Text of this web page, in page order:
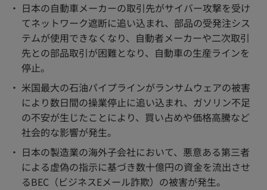
日本の自動車メーカーの取引先がサイバー攻撃を受け
てネットワーク遮断に追い込まれ、部品の受発注シス
テムが使用できなくなり、自動者メーカーや二次取引
先との部品取引が困難となり、自動車の生産ラインを
停止。
米国最大の石油パイプラインがランサムウェアの被害
により数日間の操業停止に追い込まれ、ガソリン不足
の不安が生じたことにより、買い占めや価格高騰など
社会的な影響が発生。
日本の製造業の海外子会社において、悪意ある第三者
による虚偽の指示に基づき数十億円の資金を流出させ
るBEC（ビジネスEメール詐欺）の被害が発生。